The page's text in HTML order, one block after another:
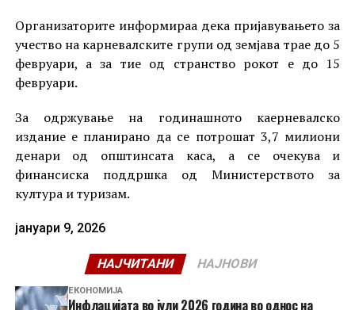
Организаторите информираа дека пријавувањето за
учество на карневалските групи од земјава трае до 5
февруари, а за тие од странство рокот е до 15
февруари.
За одржување на годинашното каерневалско
издание е планирано да се потрошат 3,7 милиони
денари од општинсата каса, а се очекува и
финансиска поддршка од Министерството за
култура и туризам.
јануари 9, 2026
НАЈЧИТАНИ НАЈНОВИ
ЕКОНОМИЈА
Инфлацијата во јули 2026 година во однос на